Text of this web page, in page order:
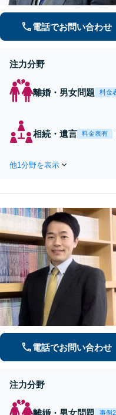
電話でお問い合わせ
注力分野
離婚・男女問題 料金
相続・遺言 料金表有
他1分野を表示
電話でお問い合わせ
注力分野
離婚・男女問題 事例